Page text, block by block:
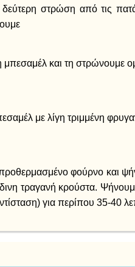
στρώση από τις
μπεσαμέλ και τη στρώνουμε
με λίγη τριμμένη
φούρνο και
τραγανή κρούστα.
για περίπου 35-40